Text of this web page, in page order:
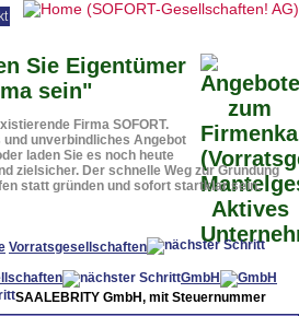
Firmenmäntel Beteiligungen
Downloads
Sie Eigentümer
sein"
Firma SOFORT.
unverbindliches Angebot
laden Sie es noch heute
zielsicher. Der schnelle Weg zur Gründung
statt gründen und sofort startklar sein.
Vorratsgesellschaften
GmbH
SAALEBRITY GmbH, mit Steuernummer